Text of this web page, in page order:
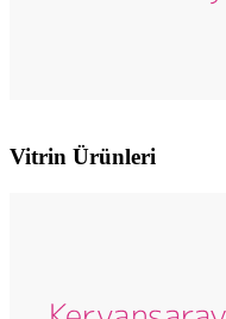
Vitrin Ürünleri